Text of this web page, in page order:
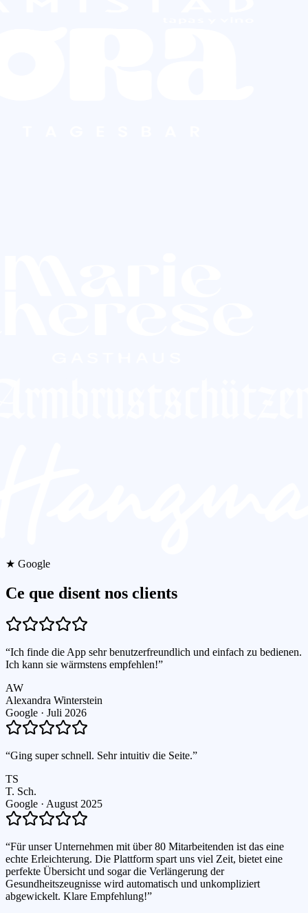
★ Google
Ce que disent nos clients
“Ich finde die App sehr benutzerfreundlich und einfach zu bedienen.
Ich kann sie wärmstens empfehlen!”
AW
Alexandra Winterstein
Google · Juli 2026
“Ging super schnell. Sehr intuitiv die Seite.”
TS
T. Sch.
Google · August 2025
“Für unser Unternehmen mit über 80 Mitarbeitenden ist das eine
echte Erleichterung. Die Plattform spart uns viel Zeit, bietet eine
perfekte Übersicht und sogar die Verlängerung der
Gesundheitszeugnisse wird automatisch und unkompliziert
abgewickelt. Klare Empfehlung!”